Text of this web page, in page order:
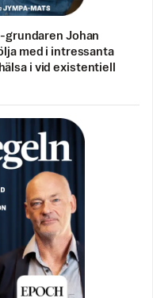
grundaren Johan
med i intressanta
i vid existentiell